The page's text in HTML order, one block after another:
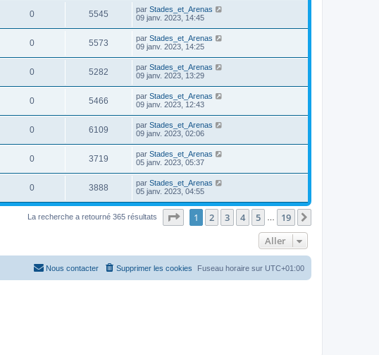
0 5545 par Stades_et_Arenas
09 janv. 2023, 14:45
0 5573 par Stades_et_Arenas
09 janv. 2023, 14:25
0 5282 par Stades_et_Arenas
09 janv. 2023, 13:29
0 5466 par Stades_et_Arenas
09 janv. 2023, 12:43
0 6109 par Stades_et_Arenas
09 janv. 2023, 02:06
0 3719 par Stades_et_Arenas
05 janv. 2023, 05:37
0 3888 par Stades_et_Arenas
05 janv. 2023, 04:55
La recherche a retourné 365 résultats Page sur19
1 2 3 4 5 19
Aller
Fuseau horaire sur UTC+01:00
Supprimer les cookies
Nous contacter